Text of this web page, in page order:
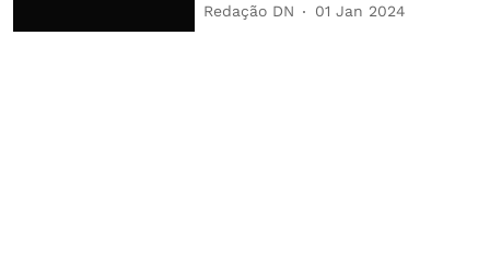
Redação DN 01 Jan 2024